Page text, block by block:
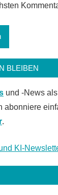
BLEIBEN
und -News
abonniere
.